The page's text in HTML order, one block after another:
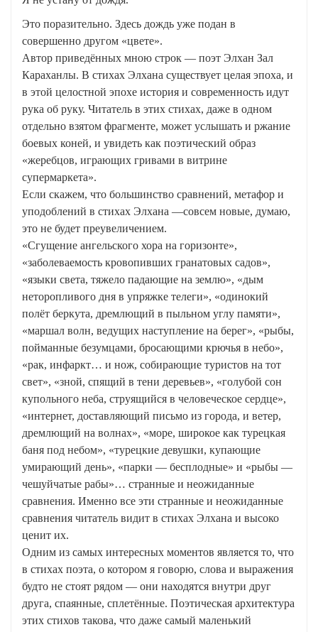
Это поразительно. Здесь дождь уже подан в
совершенно другом «цвете».
Автор приведённых мною строк — поэт Элхан Зал
Караханлы. В стихах Элхана существует целая эпоха, и
в этой целостной эпохе история и современность идут
рука об руку. Читатель в этих стихах, даже в одном
отдельно взятом фрагменте, может услышать и ржание
боевых коней, и увидеть как поэтический образ
«жеребцов, играющих гривами в витрине
супермаркета».
Если скажем, что большинство сравнений, метафор и
уподоблений в стихах Элхана —совсем новые, думаю,
это не будет преувеличением.
«Сгущение ангельского хора на горизонте»,
«заболеваемость кровопивших гранатовых садов»,
«языки света, тяжело падающие на землю», «дым
неторопливого дня в упряжке телеги», «одинокий
полёт беркута, дремлющий в пыльном углу памяти»,
«маршал волн, ведущих наступление на берег», «рыбы,
пойманные безумцами, бросающими крючья в небо»,
«рак, инфаркт… и нож, собирающие туристов на тот
свет», «зной, спящий в тени деревьев», «голубой сон
купольного неба, струящийся в человеческое сердце»,
«интернет, доставляющий письмо из города, и ветер,
дремлющий на волнах», «море, широкое как турецкая
баня под небом», «турецкие девушки, купающие
умирающий день», «парки — бесплодные» и «рыбы —
чешуйчатые рабы»… странные и неожиданные
сравнения. Именно все эти странные и неожиданные
сравнения читатель видит в стихах Элхана и высоко
ценит их.
Одним из самых интересных моментов является то, что
в стихах поэта, о котором я говорю, слова и выражения
будто не стоят рядом — они находятся внутри друг
друга, спаянные, сплетённые. Поэтическая архитектура
этих стихов такова, что даже самый маленький